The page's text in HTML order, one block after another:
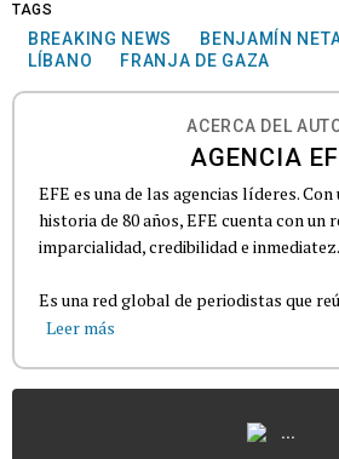
TAGS
BREAKING NEWS BENJAMÍN
LÍBANO
FRANJA DE GAZA
ACERCA DEL
AGENCIA
EFE es una de las agencias líderes. Con
historia de 80 años, EFE cuenta con un
imparcialidad, credibilidad e inmediatez.
Es una red global de periodistas que
Leer más
...